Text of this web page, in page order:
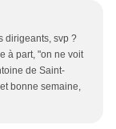
dirigeants, svp ?
à part, "on ne voit
de Saint-
bonne semaine,